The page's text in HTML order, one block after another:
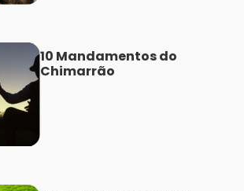
10 Mandamentos do
Chimarrão